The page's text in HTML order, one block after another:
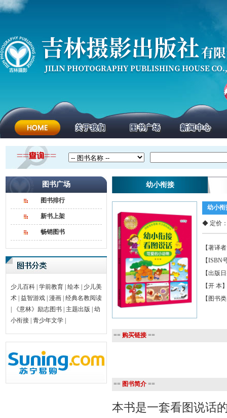
图书广场
图书排行
新书上架
畅销图书
少儿百科 学前教育 绘本
少儿美
术 益智游戏 漫画 经典名教阅读
《意林》励志图书 主题出版
幼
小衔接 青少年文学
幼小衔接
幼小衔
◆ 定价
【著译
【ISBN
【出版
【开 本
【图书
== 购买链接 ==
== 图书简介 ==
本书是一套看图说话